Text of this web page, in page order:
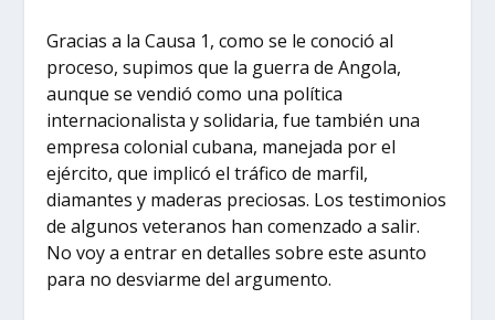
Gracias a la Causa 1, como se le conoció al
proceso, supimos que la guerra de Angola,
aunque se vendió como una política
internacionalista y solidaria, fue también una
empresa colonial cubana, manejada por el
ejército, que implicó el tráfico de marfil,
diamantes y maderas preciosas. Los testimonios
de algunos veteranos han comenzado a salir.
No voy a entrar en detalles sobre este asunto
para no desviarme del argumento.